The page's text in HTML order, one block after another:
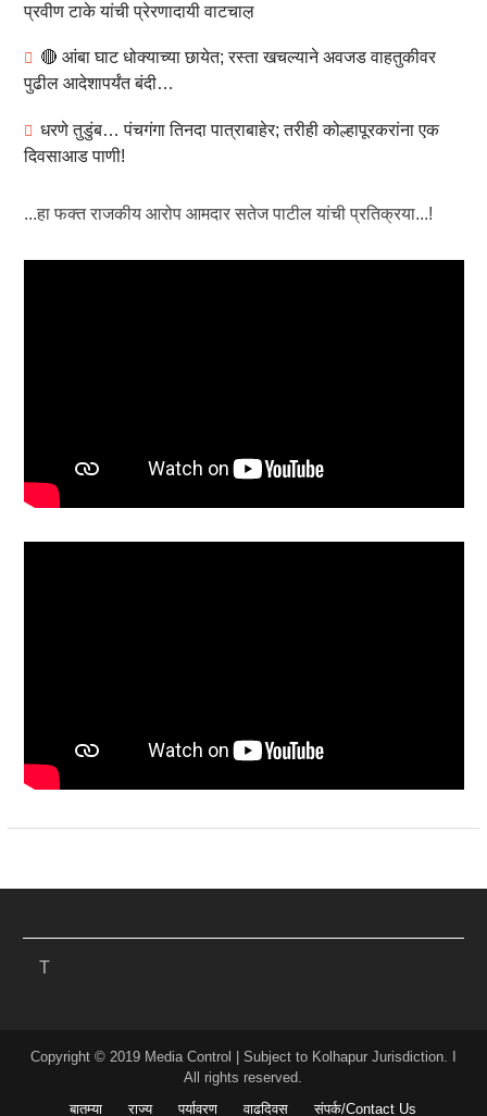
प्रवीण टाके यांची प्रेरणादायी वाटचाल़
🔴 आंबा घाट धोक्याच्या छायेत; रस्ता खचल्याने अवजड वाहतुकीवर
पुढील आदेशापर्यंत बंदी…
धरणे तुडुंब… पंचगंगा तिनदा पात्राबाहेर; तरीही कोल्हापूरकरांना एक
दिवसाआड पाणी!
...हा फक्त राजकीय आरोप आमदार सतेज पाटील यांची प्रतिक्रया...!
T
Copyright © 2019 Media Control | Subject to Kolhapur Jurisdiction. I
All rights reserved.
बातम्या
राज्य पर्यावरण वाढदिवस संपर्क/Contact Us